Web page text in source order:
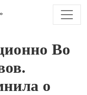
Во
о